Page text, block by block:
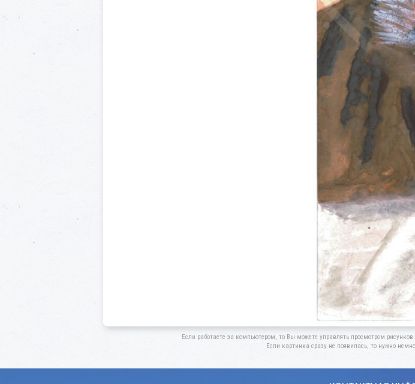
Если работаете за компьютером, то Вы можете управлять просмотром
Если картинка сразу не появилась, то нужно